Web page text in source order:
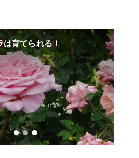
育てられる！